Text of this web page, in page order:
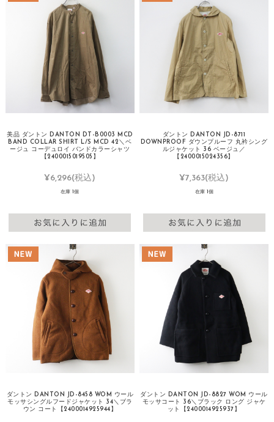
美品 ダントン DANTON DT-B0003 MCD
BAND COLLAR SHIRT L/S MCD 42＼ベ
ージュ コーデュロイ バンドカラーシャツ
【2400015019505】
¥6,296(税込)
在庫 1個
ダントン DANTON JD-8711
DOWNPROOF ダウンプルーフ 丸衿シング
ルジャケット 36 ベージュ／
【2400015024356】
¥7,363(税込)
在庫 1個
ダントン DANTON JD-8458 WOM ウール
モッサシングルフードジャケット 34＼ブラ
ウン コート【2400014925944】
ダントン DANTON JD-8827 WOM ウール
モッサコート 36＼ブラック ロング ジャケ
ット【2400014925937】